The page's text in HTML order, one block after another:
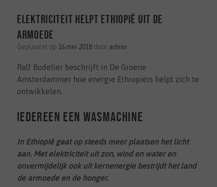
Elektriciteit helpt Ethiopië uit de
armoede
Geplaatst op 16 mei 2018 door admin
Ralf Bodelier beschrijft in De Groene
Amsterdammer hoe energie Ethiopiërs helpt zich te
ontwikkelen.
Iedereen een wasmachine
In Ethiopië gaat op steeds meer plaatsen het licht
aan. Met elektriciteit uit zon, wind en water en
onvermijdelijk ook uit kernenergie bestrijdt het land
de armoede en de honger.